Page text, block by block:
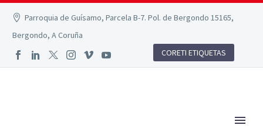
Parroquia de Guísamo, Parcela B-7. Pol. de Bergondo 15165,
Bergondo, A Coruña
CORETI ETIQUETAS